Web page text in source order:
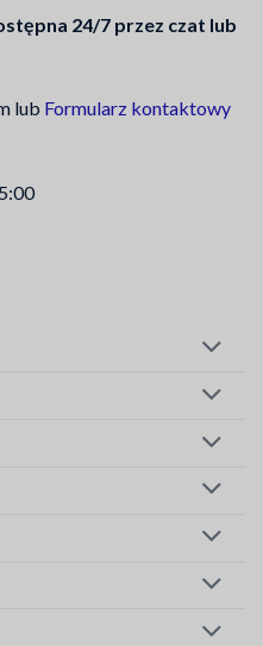
24/7 przez czat lub
lub Formularz kontaktowy